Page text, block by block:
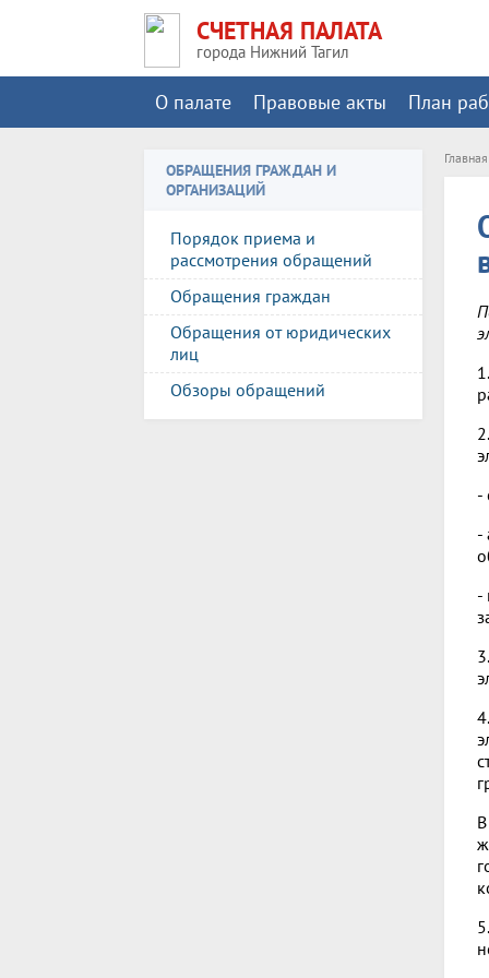
СЧЕТНАЯ ПАЛАТА
города Нижний Тагил
О палате Правовые акты План
ОБРАЩЕНИЯ ГРАЖДАН И
ОРГАНИЗАЦИЙ
Порядок приема и
рассмотрения обращений
Обращения граждан
Обращения от юридических
лиц
Обзоры обращений
Главная
-
-
-